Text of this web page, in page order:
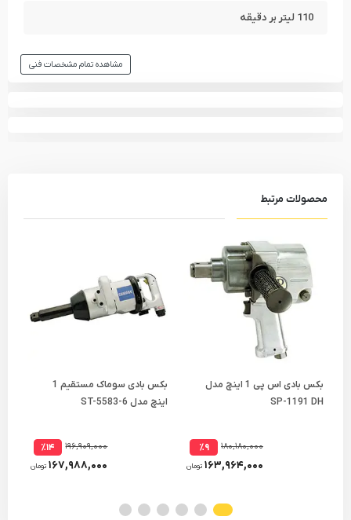
110 لیتر بر دقیقه
مشاهده تمام مشخصات فنی
محصولات مرتبط
بکس بادی اس پی 1 اینچ مدل
SP-1191 DH
۱۸۰,۱۸۰,۰۰۰ ٪۹
۱۶۳,۹۶۴,۰۰۰ تومان
بکس بادی سوماک مستقیم 1
اینچ مدل ST-5583-6
۱۹۶,۹۰۹,۰۰۰ ٪۱۴
۱۶۷,۹۸۸,۰۰۰ تومان